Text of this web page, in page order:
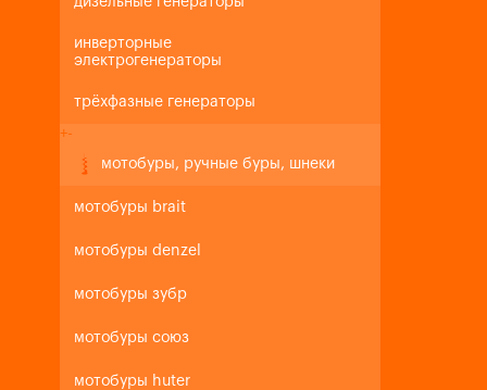
инверторные
электрогенераторы
трёхфазные генераторы
+-
мотобуры, ручные буры, шнеки
мотобуры brait
мотобуры denzel
мотобуры зубр
мотобуры союз
мотобуры huter